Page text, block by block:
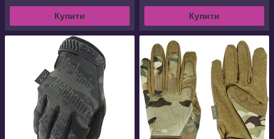
Купити Купити